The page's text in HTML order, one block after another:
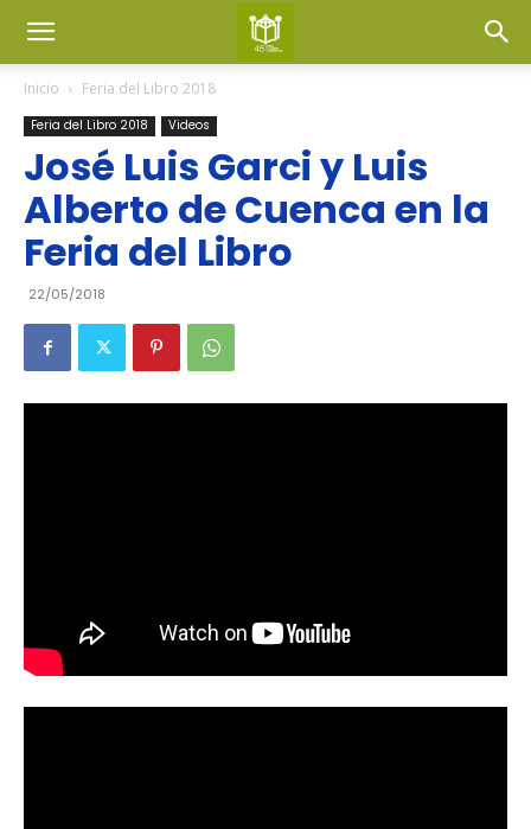
Inicio Feria del Libro 2018
Feria del Libro 2018 Videos
José Luis Garci y Luis
Alberto de Cuenca en la
Feria del Libro
22/05/2018